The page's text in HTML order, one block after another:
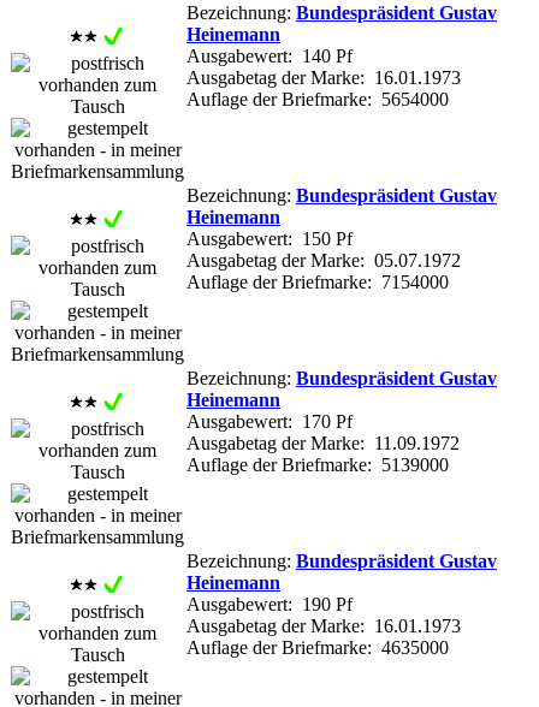
Bezeichnung: Bundespräsident Gustav
Heinemann
Ausgabewert: 140 Pf
Ausgabetag der Marke: 16.01.1973
Auflage der Briefmarke: 5654000
Bezeichnung: Bundespräsident Gustav
Heinemann
Ausgabewert: 150 Pf
Ausgabetag der Marke: 05.07.1972
Auflage der Briefmarke: 7154000
Bezeichnung: Bundespräsident Gustav
Heinemann
Ausgabewert: 170 Pf
Ausgabetag der Marke: 11.09.1972
Auflage der Briefmarke: 5139000
Bezeichnung: Bundespräsident Gustav
Heinemann
Ausgabewert: 190 Pf
Ausgabetag der Marke: 16.01.1973
Auflage der Briefmarke: 4635000